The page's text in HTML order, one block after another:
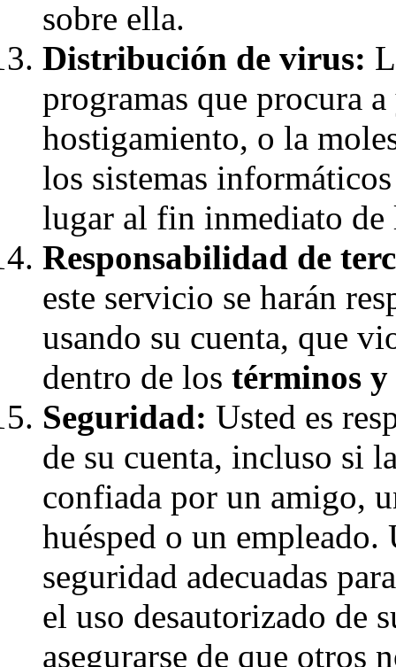
sobre ella.
Distribución de virus:
programas que procura
hostigamiento, o la
los sistemas
lugar al fin inmediato de
Responsabilidad de
este servicio se harán
usando su cuenta, que
dentro de los términos y
Seguridad: Usted es
de su cuenta, incluso si
confiada por un amigo,
huésped o un empleado.
seguridad adecuadas
el uso desautorizado de
asegurarse de que otros